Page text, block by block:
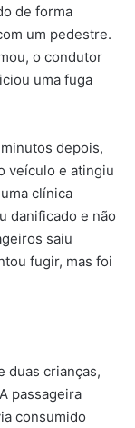
de forma
um pedestre.
o condutor
uma fuga
depois,
veículo e atingiu
clínica
danificado e não
saiu
fugir, mas foi
duas crianças,
passageira
consumido